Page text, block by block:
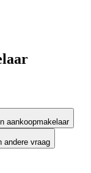
aankoopmakelaar
andere vraag